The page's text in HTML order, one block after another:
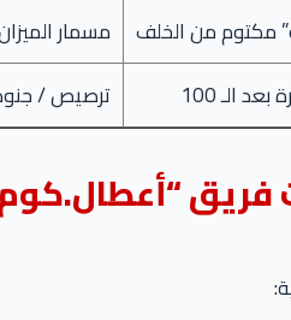
مكتوم من الخلف
مسمار
الـ 100
ترصيص /